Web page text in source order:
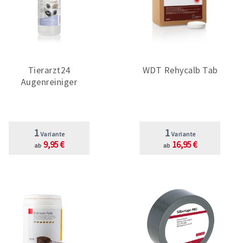
Tierarzt24
Augenreiniger
1 Variante
ab 9,95 €
WDT Rehycalb Tab
1 Variante
ab 16,95 €